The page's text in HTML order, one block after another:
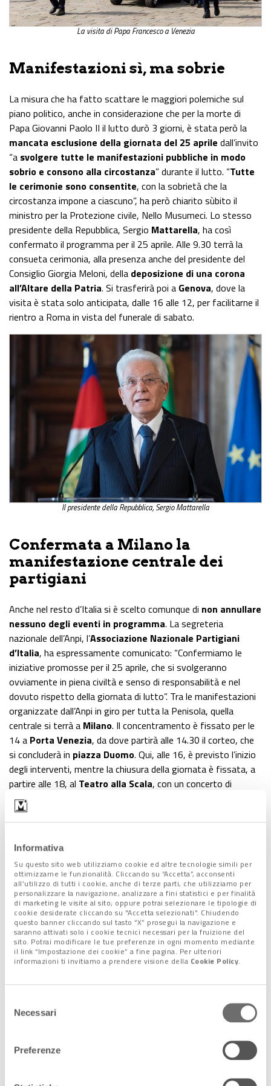
Informativa
Su questo sito web utilizziamo cookie ed altre tecnologie simili per
ottimizzarne le funzionalità. Cliccando su “Accetta”, acconsenti
all’utilizzo di tutti i cookie, anche di terze parti, che utilizziamo per
personalizzare la navigazione, analizzare a fini statistici e per finalità
di marketing le visite al sito; oppure potrai selezionare le tipologie di
cookie desiderate cliccando su "Accetta selezionati". Chiudendo
questo banner cliccando sul tasto “X” prosegui la navigazione e
saranno attivati solo i cookie tecnici necessari per la fruizione del
sito. Potrai modificare le tue preferenze in ogni momento mediante
il link “Impostazione dei cookie” a fine pagina. Per ulteriori
informazioni ti invitiamo a prendere visione della Cookie Policy.
delNecessari
Preferenze
La visita di Papa Francesco a Venezia
Manifestazioni sì, ma sobrie
La misura che ha fatto scattare le maggiori polemiche sul
piano politico, anche in considerazione che per la morte di
Papa Giovanni Paolo II il lutto durò 3 giorni, è stata però la
mancata esclusione della giornata del 25 aprile dall’invito
“a svolgere tutte le manifestazioni pubbliche in modo
sobrio e consono alla circostanza” durante il lutto. “Tutte
le cerimonie sono consentite, con la sobrietà che la
circostanza impone a ciascuno”, ha però chiarito sùbito il
ministro per la Protezione civile, Nello Musumeci. Lo stesso
presidente della Repubblica, Sergio Mattarella, ha così
confermato il programma per il 25 aprile. Alle 9.30 terrà la
consueta cerimonia, alla presenza anche del presidente del
Consiglio Giorgia Meloni, della deposizione di una corona
all’Altare della Patria. Si trasferirà poi a Genova, dove la
visita è stata solo anticipata, dalle 16 alle 12, per facilitarne il
rientro a Roma in vista del funerale di sabato.
Il presidente della Repubblica, Sergio Mattarella
Confermata a Milano la
manifestazione centrale dei
partigiani
Anche nel resto d’Italia si è scelto comunque di non annullare
nessuno degli eventi in programma. La segreteria
nazionale dell’Anpi, l’Associazione Nazionale Partigiani
d’Italia, ha espressamente comunicato: “Confermiamo le
iniziative promosse per il 25 aprile, che si svolgeranno
ovviamente in piena civiltà e senso di responsabilità e nel
dovuto rispetto della giornata di lutto”. Tra le manifestazioni
organizzate dall’Anpi in giro per tutta la Penisola, quella
centrale si terrà a Milano. Il concentramento è fissato per le
14 a Porta Venezia, da dove partirà alle 14.30 il corteo, che
si concluderà in piazza Duomo. Qui, alle 16, è previsto l’inizio
degli interventi, mentre la chiusura della giornata è fissata, a
partire alle 18, al Teatro alla Scala, con un concerto di
musica classica. Annunciata anche la discesa in piazza dei
movimenti antifascisti
Il 25 aprile a Venezia